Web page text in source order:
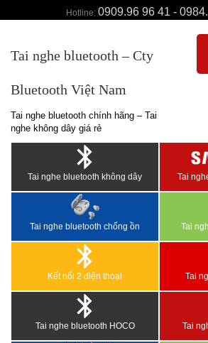
Hotline: 0909.96 96 41 -
Tai nghe bluetooth – Cty
Bluetooth Việt Nam
Tai nghe bluetooth chính hãng – Tai
nghe không dây giá rẻ
Tai nghe bluetooth không dây Tai
Tai nghe bluetooth chống ồn Tai
Kết nối 2 điện thoại Tai
Tai nghe bluetooth HOCO Tai